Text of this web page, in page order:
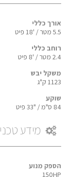
אורך כללי
5.5 מטר / '18 פיט
רוחב כללי
2.4 מטר / '8 פיט
משקל יבש
1123 ק"ג
שוקע
84 ס"מ / "33 פיט
מידע טכני
הספק מנוע
150HP